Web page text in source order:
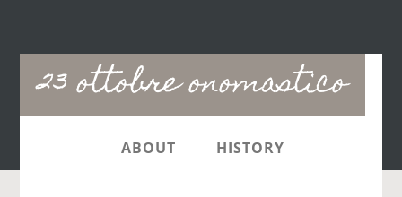
23 ottobre onomastico
Main
navigation
ABOUT HISTORY